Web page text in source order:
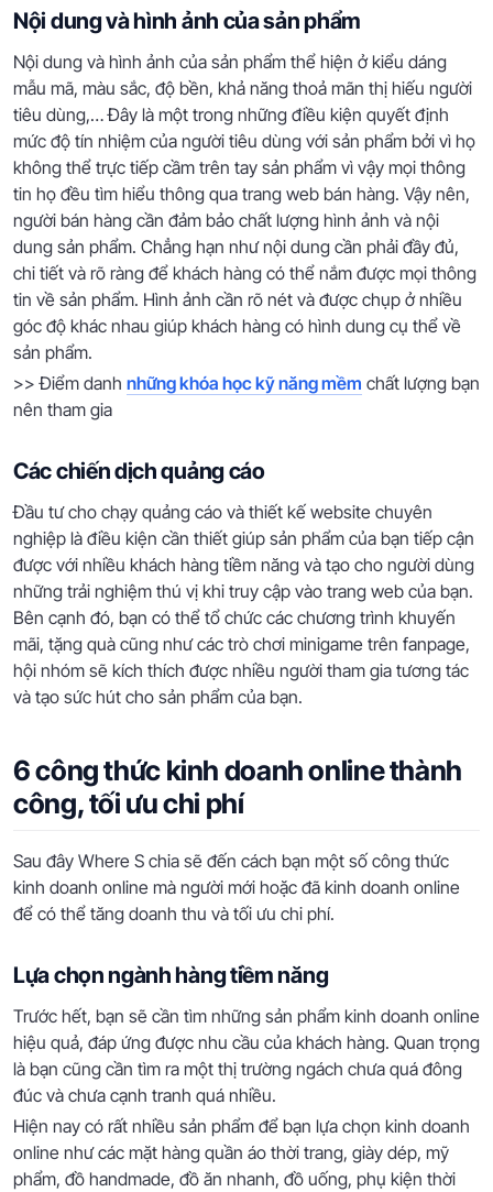
Nội dung và hình ảnh của sản phẩm
Nội dung và hình ảnh của sản phẩm thể hiện ở kiểu dáng
mẫu mã, màu sắc, độ bền, khả năng thoả mãn thị hiếu người
tiêu dùng,… Đây là một trong những điều kiện quyết định
mức độ tín nhiệm của người tiêu dùng với sản phẩm bởi vì họ
không thể trực tiếp cầm trên tay sản phẩm vì vậy mọi thông
tin họ đều tìm hiểu thông qua trang web bán hàng. Vậy nên,
người bán hàng cần đảm bảo chất lượng hình ảnh và nội
dung sản phẩm. Chẳng hạn như nội dung cần phải đầy đủ,
chi tiết và rõ ràng để khách hàng có thể nắm được mọi thông
tin về sản phẩm. Hình ảnh cần rõ nét và được chụp ở nhiều
góc độ khác nhau giúp khách hàng có hình dung cụ thể về
sản phẩm.
>> Điểm danh những khóa học kỹ năng mềm chất lượng bạn
nên tham gia
Các chiến dịch quảng cáo
Đầu tư cho chạy quảng cáo và thiết kế website chuyên
nghiệp là điều kiện cần thiết giúp sản phẩm của bạn tiếp cận
được với nhiều khách hàng tiềm năng và tạo cho người dùng
những trải nghiệm thú vị khi truy cập vào trang web của bạn.
Bên cạnh đó, bạn có thể tổ chức các chương trình khuyến
mãi, tặng quà cũng như các trò chơi minigame trên fanpage,
hội nhóm sẽ kích thích được nhiều người tham gia tương tác
và tạo sức hút cho sản phẩm của bạn.
6 công thức kinh doanh online thành
công, tối ưu chi phí
Sau đây Where S chia sẽ đến cách bạn một số công thức
kinh doanh online mà người mới hoặc đã kinh doanh online
để có thể tăng doanh thu và tối ưu chi phí.
Lựa chọn ngành hàng tiềm năng
Trước hết, bạn sẽ cần tìm những sản phẩm kinh doanh online
hiệu quả, đáp ứng được nhu cầu của khách hàng. Quan trọng
là bạn cũng cần tìm ra một thị trường ngách chưa quá đông
đúc và chưa cạnh tranh quá nhiều.
Hiện nay có rất nhiều sản phẩm để bạn lựa chọn kinh doanh
online như các mặt hàng quần áo thời trang, giày dép, mỹ
phẩm, đồ handmade, đồ ăn nhanh, đồ uống, phụ kiện thời